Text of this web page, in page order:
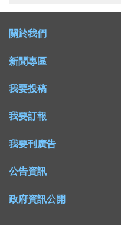
關於我們
新聞專區
我要投稿
我要訂報
我要刊廣告
公告資訊
政府資訊公開